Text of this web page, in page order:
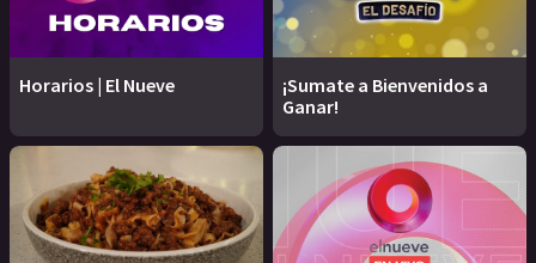
Horarios | El Nueve
¡Sumate a Bienvenidos a
Ganar!